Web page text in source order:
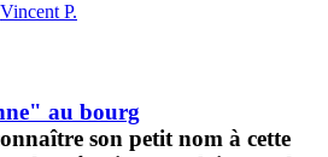
Vincent P.
au bourg
son petit nom à cette